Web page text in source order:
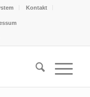
Kontakt